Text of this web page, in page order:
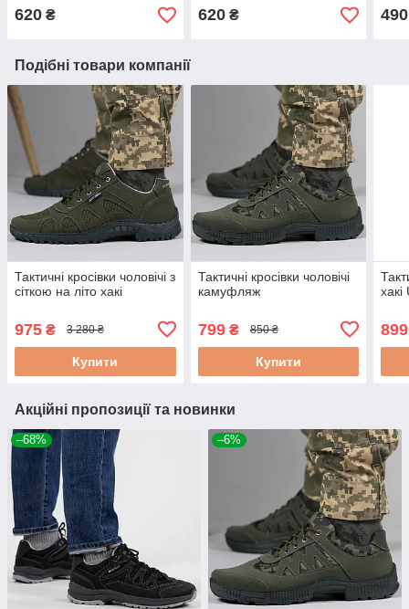
620 ₴ 620₴ 490
Подібні товари компанії
Тактичні кросівки чоловічі з
сіткою на літо хакі
975 ₴ 3 280 ₴
Купити
Тактичні кросівки чоловічі
камуфляж
799₴ 850 ₴
Купити
хакі
899
Акційні пропозиції та новинки
–68% –6%